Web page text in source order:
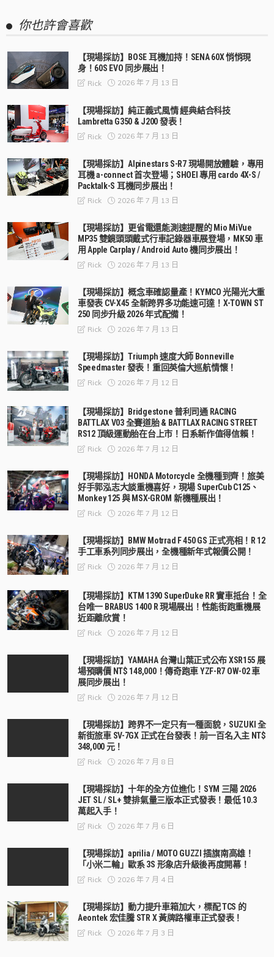
你也許會喜歡
【現場採訪】BOSE 耳機加持！SENA 60X 悄悄現
身！60S EVO 同步展出！
Rick 2026 年 7 月 13 日
【現場採訪】純正義式風情 經典結合科技
Lambretta G350 & J200 發表！
Rick 2026 年 7 月 13 日
【現場採訪】Alpinestars S-R7 現場開放體驗，專用
耳機 a-connect 首次登場；SHOEI 專用 cardo 4X-S /
Packtalk-S 耳機同步展出！
Rick 2026 年 7 月 13 日
【現場採訪】更省電還能測速提醒的 Mio MiVue
MP35 雙鏡頭頭戴式行車記錄器車展登場，MK50 車
用 Apple Carplay / Android Auto 機同步展出！
Rick 2026 年 7 月 13 日
【現場採訪】概念車確認量產！KYMCO 光陽光大重
車發表 CV-X45 全新跨界多功能速可達！X-TOWN ST
250 同步升級 2026 年式配備！
Rick 2026 年 7 月 13 日
【現場採訪】Triumph 速度大師 Bonneville
Speedmaster 發表！重回英倫大巡航情懷！
Rick 2026 年 7 月 12 日
【現場採訪】Bridgestone 普利司通 RACING
BATTLAX V03 全賽道胎 & BATTLAX RACING STREET
RS12 頂級運動胎在台上市！日系新作值得信賴！
Rick 2026 年 7 月 12 日
【現場採訪】HONDA Motorcycle 全機種到齊！旅美
好手郭泓志大談重機喜好，現場 SuperCub C125、
Monkey 125 與 MSX-GROM 新機種展出！
Rick 2026 年 7 月 12 日
【現場採訪】BMW Motrrad F 450 GS 正式亮相！R 12
手工車系列同步展出，全機種新年式報價公開！
Rick 2026 年 7 月 12 日
【現場採訪】KTM 1390 SuperDuke RR 實車抵台！全
台唯一 BRABUS 1400 R 現場展出！性能街跑重機展
近距離欣賞！
Rick 2026 年 7 月 12 日
【現場採訪】YAMAHA 台灣山葉正式公布 XSR155 展
場預購價 NT$ 148,000！傳奇跑車 YZF-R7 OW-02 車
展同步展出！
Rick 2026 年 7 月 12 日
【現場採訪】跨界不一定只有一種面貌，SUZUKI 全
新街旅車 SV-7GX 正式在台發表！前一百名入主 NT$
348,000 元！
Rick 2026 年 7 月 8 日
【現場採訪】十年的全方位進化！SYM 三陽 2026
JET SL / SL+ 雙排氣量三版本正式發表！最低 10.3
萬起入手！
Rick 2026 年 7 月 6 日
【現場採訪】aprilia / MOTO GUZZI 插旗南高雄！
「小米二輪」歐系 3S 形象店升級後再度開幕！
Rick 2026 年 7 月 4 日
【現場採訪】動力提升車箱加大，標配 TCS 的
Aeontek 宏佳騰 STR X 黃牌路權車正式發表！
Rick 2026 年 7 月 3 日